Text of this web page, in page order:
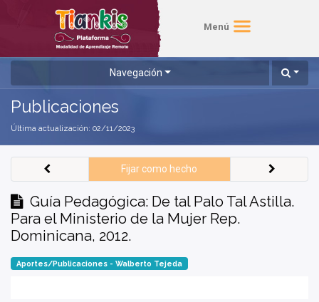
Menú
Navegación
Publicaciones
Última actualización: 02/11/2023
Guía Pedagógica: De tal Palo Tal Astilla.
Para el Ministerio de la Mujer Rep.
Dominicana, 2012.
Fijar como hecho
Aportes/Publicaciones - Walberto Tejeda